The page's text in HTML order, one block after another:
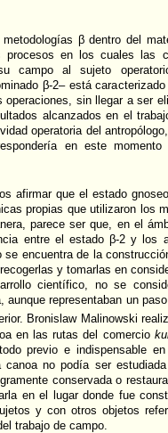
β dentro del
en los cuales las
campo al sujeto
β-2– está
operaciones, sin llegar a ser
alcanzados en el
operatoria del
en este
afirmar que el estado
propias que utilizaron los
parece ser que, en el
entre el estado β-2 y los
se encuentra de la
y tomarlas en
científico, no se
aunque representaban un
Bronislaw Malinowski
en las rutas del comercio
previo e indispensable
canoa no podía ser
conservada o
en el lugar donde fue
y con otros objetos
trabajo de campo.